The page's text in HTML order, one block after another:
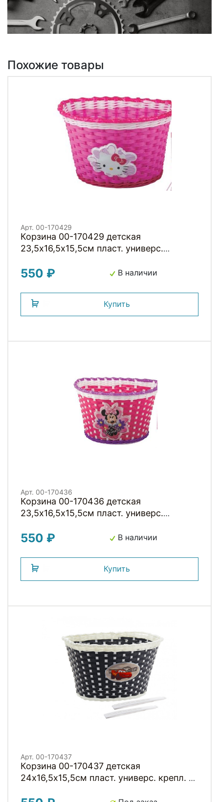
Похожие товары
Арт. 00-170429
Корзина 00-170429 детская
23,5х16,5х15,5см пласт. универс.
KITTY
550 ₽ В наличии
Купить
Арт. 00-170436
Корзина 00-170436 детская
23,5х16,5х15,5см пласт. универс.
MINI
550 ₽ В наличии
Купить
Арт. 00-170437
Корзина 00-170437 детская
24х16,5х15,5см пласт. универс. крепл. на